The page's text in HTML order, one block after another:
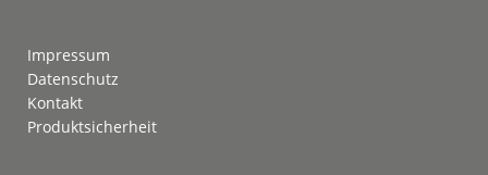
Impressum
Datenschutz
Kontakt
Produktsicherheit